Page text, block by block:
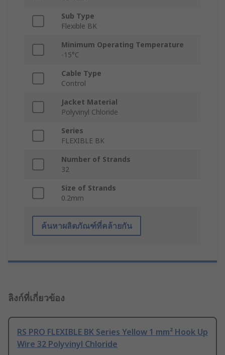
Sub Type
Flexible BK
Minimum Operating Temperature
-15°C
Cable Type
Control
Jacket Material
Polyvinyl Chloride
Series
FLEXIBLE BK
Number of Strands
32
Size of Strands
0.2mm
ค้นหาผลิตภัณฑ์ที่คล้ายกัน
ลิงก์ที่เกี่ยวข้อง
RS PRO FLEXIBLE BK Series Yellow 1 mm² Hook Up
Wire 32 Polyvinyl Chloride